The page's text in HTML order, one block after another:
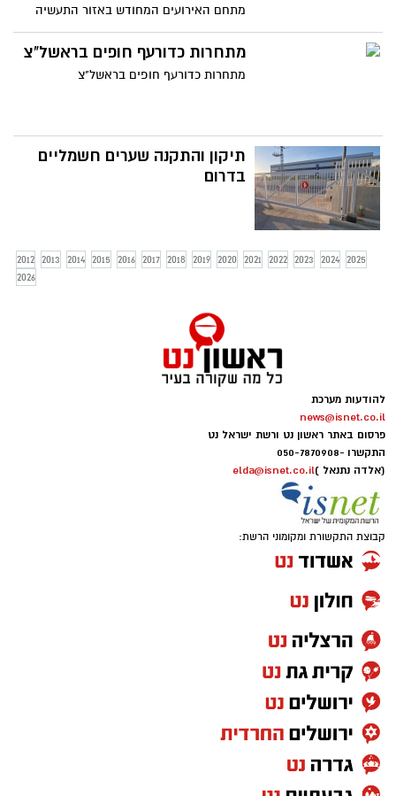
מתחם האירועים המחודש באזור התעשיה
הישן של ראשון לציון טורניר סטריט בול לזכרו
של אור נתן מוטעי.
מתחרות כדורעף חופים בראשל"צ
מתחרות כדורעף חופים בראשל"צ
תיקון והתקנה שערים חשמליים
בדרום
2012 2013 2014 2015 2016 2017 2018 2019 2020 2021 2022 2023 2024 2025
2026
להודעות מערכת
news@isnet.co.il
פרסום באתר ראשון נט ורשת ישראל נט
התקשרו -050-7870908
(אלדה נתנאל )elda@isnet.co.il
קבוצת התקשורת ומקומוני הרשת: